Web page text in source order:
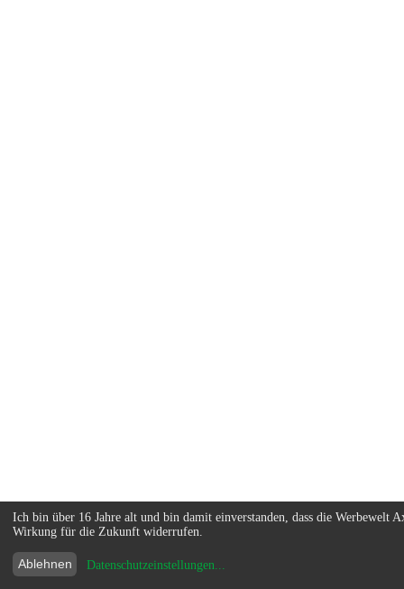
Ich bin über 16 Jahre alt und bin damit einverstanden, dass die
Wirkung für die Zukunft widerrufen.
Ablehnen Datenschutzeinstellungen...